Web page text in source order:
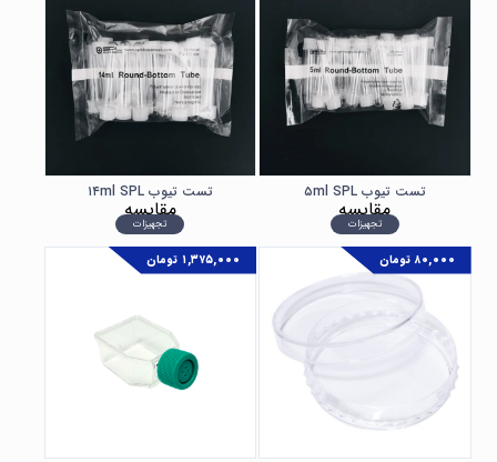
تست تیوب ۵ml SPL
تجهیزات
مقایسه
تست تیوب ۱۴ml SPL
تجهیزات
مقایسه
۸۰,۰۰۰ تومان ۱,۳۷۵,۰۰۰ تومان